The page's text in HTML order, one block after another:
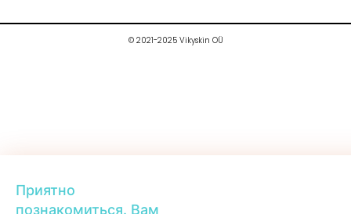
Приятно
познакомиться. Вам
© 2021-2025 Vikyskin OÜ